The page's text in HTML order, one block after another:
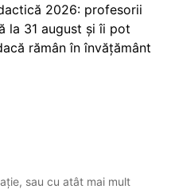
2026: profesorii
la 31 august și îi pot
rămân în învățământ
sau cu atât mai mult